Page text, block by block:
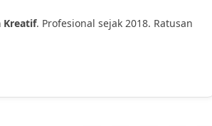
Kreatif. Profesional sejak 2018. Ratusan